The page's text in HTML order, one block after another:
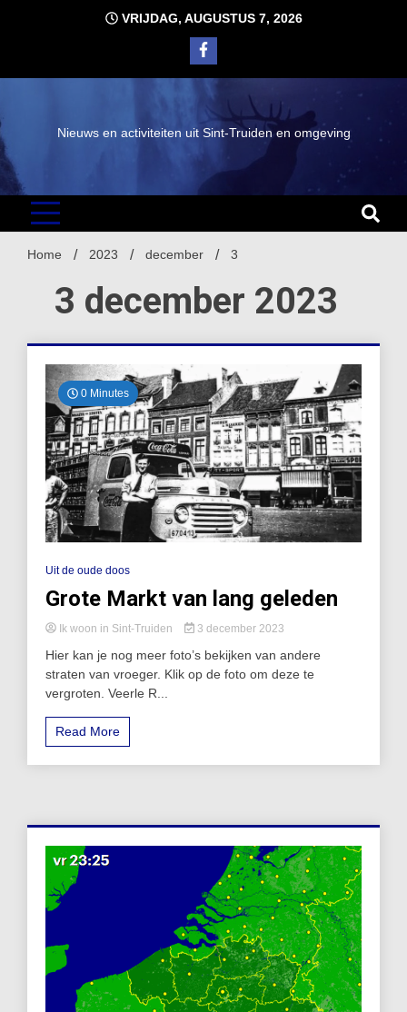
VRIJDAG, AUGUSTUS 7, 2026
Nieuws en activiteiten uit Sint-Truiden en omgeving
Home 2023 december 3
3 december 2023
0 Minutes
Uit de oude doos
Grote Markt van lang geleden
Ik woon in Sint-Truiden 3 december 2023
Hier kan je nog meer foto’s bekijken van andere
straten van vroeger. Klik op de foto om deze te
vergroten. Veerle R...
Read More